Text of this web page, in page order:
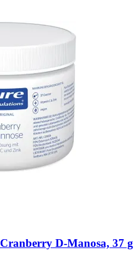
Cranberry D-​Manosa, 37 g